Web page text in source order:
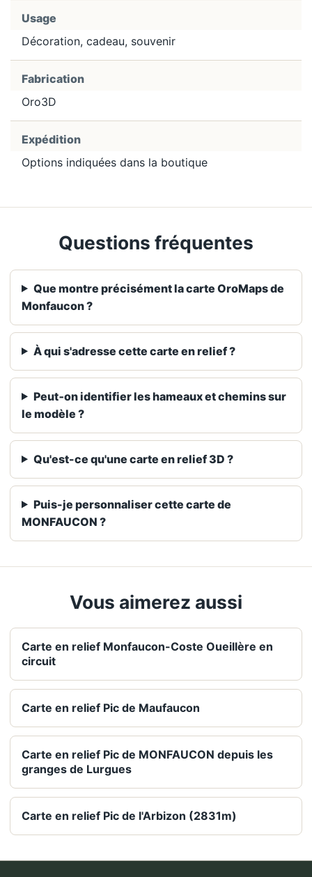
Usage
Décoration, cadeau, souvenir
Fabrication
Oro3D
Expédition
Options indiquées dans la boutique
Questions fréquentes
Que montre précisément la carte OroMaps de
Monfaucon ?
À qui s'adresse cette carte en relief ?
Peut‑on identifier les hameaux et chemins sur
le modèle ?
Qu'est-ce qu'une carte en relief 3D ?
Puis-je personnaliser cette carte de
MONFAUCON ?
Vous aimerez aussi
Carte en relief Monfaucon-Coste Oueillère en
circuit
Carte en relief Pic de Maufaucon
Carte en relief Pic de MONFAUCON depuis les
granges de Lurgues
Carte en relief Pic de l'Arbizon (2831m)